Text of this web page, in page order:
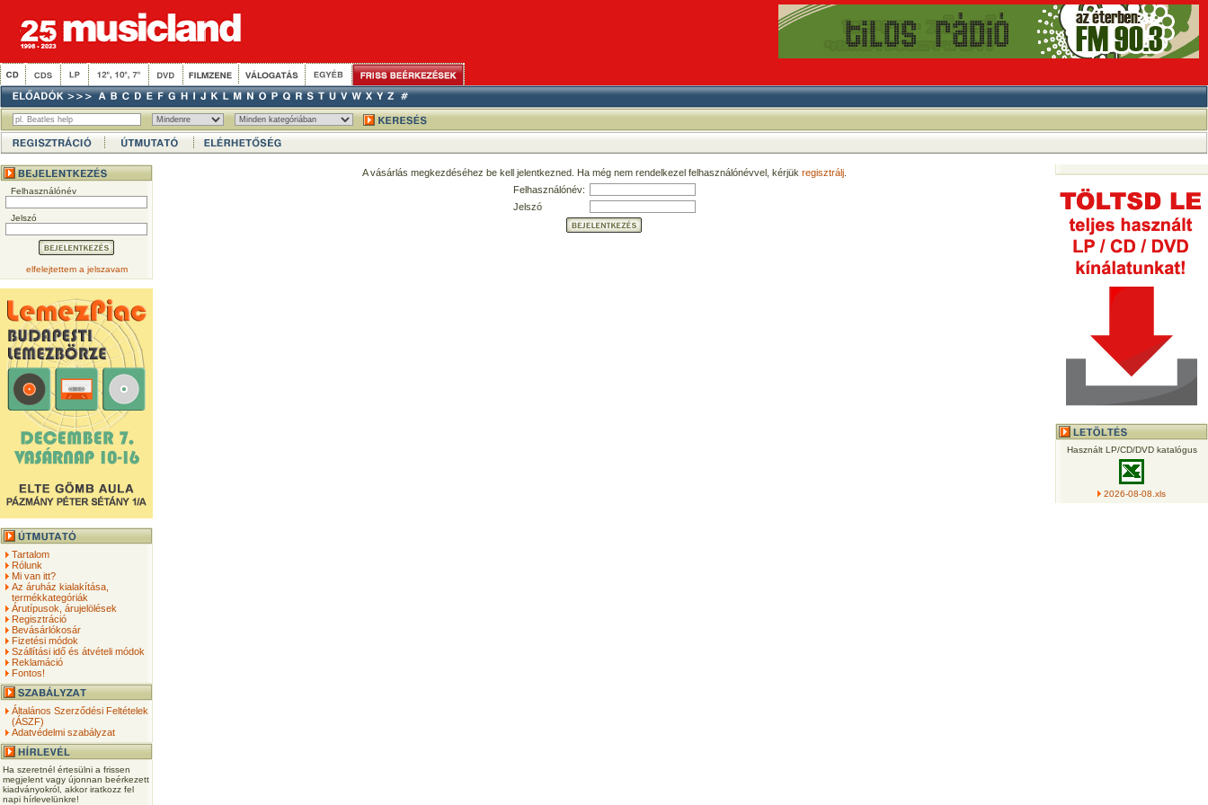
Felhasználónév
Jelszó
elfelejtettem a jelszavam
Tartalom
Rólunk
Mi van itt?
Az áruház kialakítása,
termékkategóriák
Árutípusok, árujelölések
Regisztráció
Bevásárlókosár
Fizetési módok
Szállítási idő és átvételi módok
Reklamáció
Fontos!
Általános Szerződési Feltételek
(ÁSZF)
Adatvédelmi szabályzat
Ha szeretnél értesülni a frissen
megjelent vagy újonnan beérkezett
kiadványokról, akkor iratkozz fel
napi hírlevelünkre!
A vásárlás megkezdéséhez be kell jelentkezned. Ha még nem rendelkezel felhasználónévvel, kérjük regisztrálj.
Felhasználónév:
Jelszó
Használt LP/CD/DVD katalógus
2026-08-08.xls